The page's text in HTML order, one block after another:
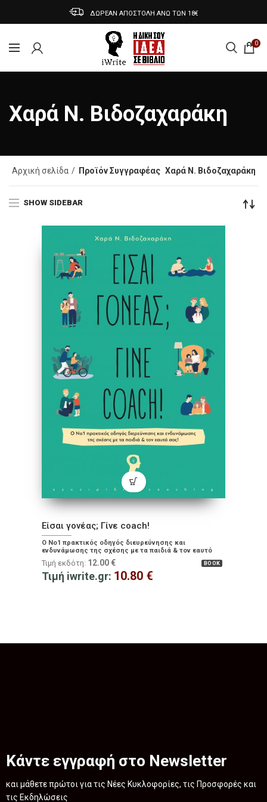
ΔΩΡΕΑΝ ΑΠΟΣΤΟΛΗ ΑΝΩ ΤΩΝ 18€
0
Χαρά Ν. Βιδοζαχαράκη
Αρχική σελίδα Προϊόν Συγγραφέας Χαρά Ν. Βιδοζαχαράκη
SHOW SIDEBAR
Είσαι γονέας; Γίνε coach!
Ο No1 πρακτικός οδηγός διευρεύνησης και
ενδυνάμωσης της σχέσης με τα παιδιά & τον εαυτό
σας!
BOOK
Τιμή εκδότη: 12.00 €
Τιμή iwrite.gr: 10.80 €
Κάντε εγγραφή στο Newsletter
και μάθετε πρώτοι για τις Νέες Κυκλοφορίες, τις Προσφορές και
τις Εκδηλώσεις